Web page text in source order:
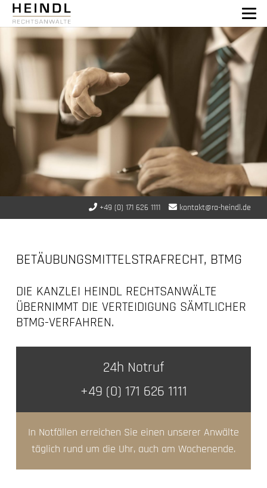
+49 (0) 171 626 1111 kontakt@ra-heindl.de
BETÄUBUNGSMITTELSTRAFRECHT, BTMG
DIE KANZLEI HEINDL RECHTSANWÄLTE
ÜBERNIMMT DIE VERTEIDIGUNG SÄMTLICHER
BTMG-VERFAHREN.
24h Notruf
+49 (0) 171 626 1111
In Notfällen erreichen Sie einen unserer Anwälte
täglich rund um die Uhr, auch am Wochenende.